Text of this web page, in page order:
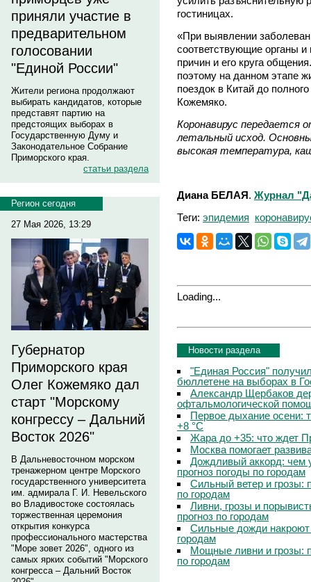
приняли участие в
предварительном
голосовании
"Единой России"
Жители региона продолжают
выбирать кандидатов, которые
представят партию на
предстоящих выборах в
Государственную Думу и
Законодательное Собрание
Приморского края.
статьи раздела
Регион сегодня
27 Мая 2026, 13:29
Губернатор
Приморского края
Олег Кожемяко дал
старт "Морскому
конгрессу – Дальний
Восток 2026"
В Дальневосточном морском
тренажерном центре Морского
государственного университета
им. адмирала Г. И. Невельского
во Владивостоке состоялась
торжественная церемония
открытия конкурса
профессионального мастерства
"Море зовет 2026", одного из
самых ярких событий "Морского
конгресса – Дальний Восток
гостиницах.
«При выявлении
соответствующие органы
причин и его круга
поэтому на данном этапе
поездок в Китай до
Кожемяко.
Коронавирус передается
летальный исход.
высокая температура,
Диана БЕЛАЯ. Журнал
Теги: эпидемия
Loading...
Новости раздела
"Единая Россия"
бюллетене на выборах в
Александр Щербаков
офтальмологической
Первое дыхание осени:
+8 °C
Жара до +35: что ждет
Москва помогает
Дождливый аккорд: чем
прогноз погоды по городам
Сильный ветер и грозы:
по городам
Ливни, грозы и
прогноз по городам
Сильные дожди
городам
Мощные ливни и грозы:
по городам